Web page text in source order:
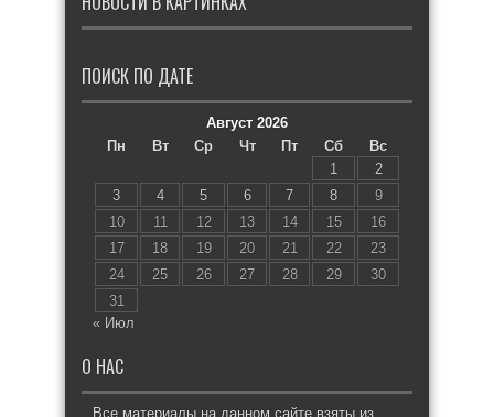
ПОИСК ПО ДАТЕ
Август 2026
Пн
Вт Ср Чт Пт Сб
Вс
1
2
3
4 5 6 7 8
9
10
11 12 13 14 15
16
17
18 19 20 21 22
23
24
25 26 27 28 29
30
31
« Июл
О НАС
Все материалы на данном сайте взяты из